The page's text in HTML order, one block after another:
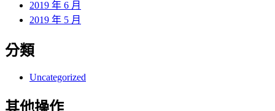
2019 年 6 月
2019 年 5 月
分類
Uncategorized
其他操作